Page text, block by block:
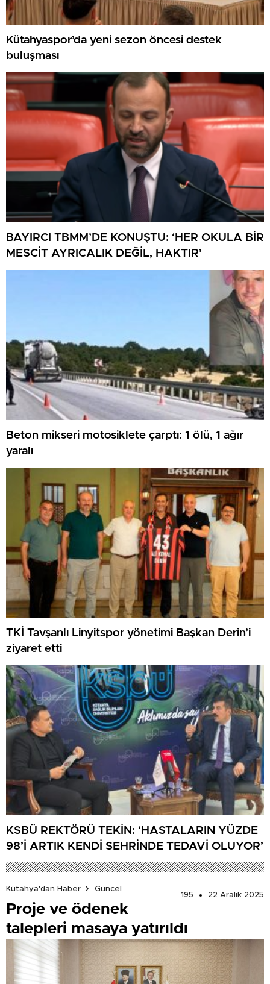
Kütahyaspor’da yeni sezon öncesi destek
buluşması
BAYIRCI TBMM’DE KONUŞTU: ‘HER OKULA BİR
MESCİT AYRICALIK DEĞİL, HAKTIR’
Beton mikseri motosiklete çarptı: 1 ölü, 1 ağır
yaralı
TKİ Tavşanlı Linyitspor yönetimi Başkan Derin’i
ziyaret etti
KSBÜ REKTÖRÜ TEKİN: ‘HASTALARIN YÜZDE
98’İ ARTIK KENDİ ŞEHRİNDE TEDAVİ OLUYOR’
Kütahya'dan Haber
Güncel
195
22 Aralık 2025
Proje ve ödenek
talepleri masaya yatırıldı